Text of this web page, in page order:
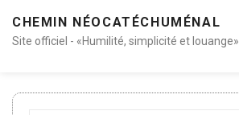
CHEMIN NÉOCATÉCHUMÉNAL
Site officiel - «Humilité, simplicité et louange»